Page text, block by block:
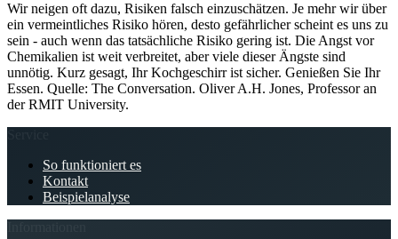
Wir neigen oft dazu, Risiken falsch einzuschätzen. Je mehr wir über
ein vermeintliches Risiko hören, desto gefährlicher scheint es uns zu
sein - auch wenn das tatsächliche Risiko gering ist. Die Angst vor
Chemikalien ist weit verbreitet, aber viele dieser Ängste sind
unnötig. Kurz gesagt, Ihr Kochgeschirr ist sicher. Genießen Sie Ihr
Essen. Quelle: The Conversation. Oliver A.H. Jones, Professor an
der RMIT University.
So funktioniert es
Kontakt
Beispielanalyse